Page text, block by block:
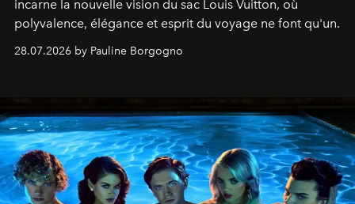
incarne la nouvelle vision du sac Louis Vuitton, où
polyvalence, élégance et esprit du voyage ne font qu'un.
28.07.2026 by Pauline Borgogno